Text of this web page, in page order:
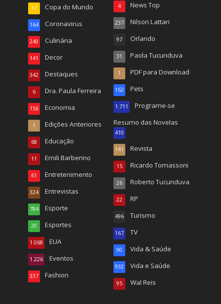
Copa do Mundo
17
Coronavirus
164
Culinária
240
Decor
141
Destaques
342
Dra. Paula Ferreira
6
Economia
156
Edições Anteriores
1
Educação
68
Emili Barberino
11
Entretenimento
61
Entrevistas
324
Esporte
784
Esportes
20
EUA
1.068
Eventos
1.226
Fashion
337
News Top
4
Nilson Lattari
237
Orlando
97
Paola Tucunduva
31
PDF para Download
1
Pets
162
Programe-se
1.711
Resumo das Novelas
410
Revista
141
Ricardo Tomassoni
15
Roberto Tucunduva
26
RP
22
Turismo
496
TV
167
Vida & Saúde
90
Vida e Saúde
932
Wal Reis
95